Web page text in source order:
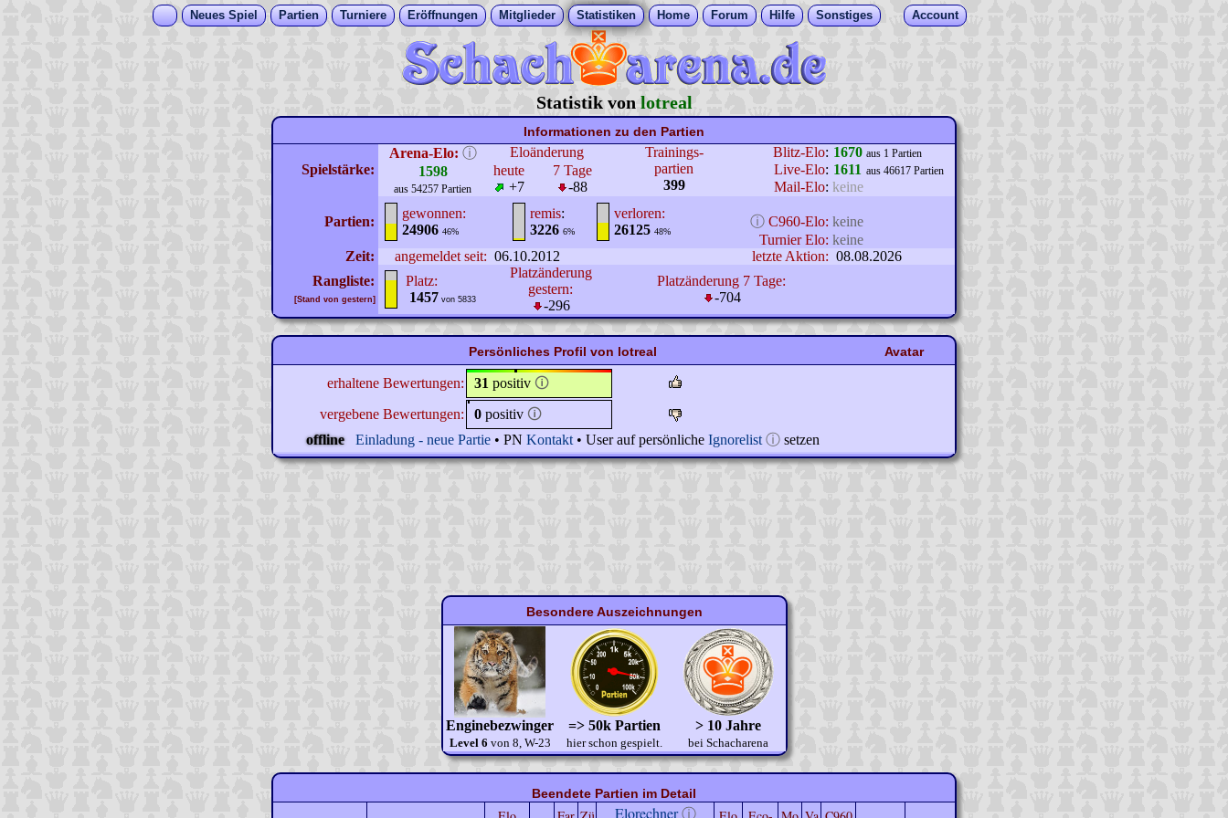
Neues Spiel Partien Turniere Eröffnungen Mitglieder Statistiken Home Forum Hilfe Sonstiges Account
Statistik von lotreal
Informationen zu den Partien
Spielstärke:
Arena-Elo: ⓘ
1598
aus 54257 Partien
Eloänderung
Trainings-
partien
399
Blitz-Elo: 1670 aus 1 Partien
heute
+7
7 Tage
-88
Live-Elo: 1611 aus 46617 Partien
Mail-Elo: keine
Partien:
gewonnen:
24906 46%
remis:
3226 6%
verloren:
26125 48%
ⓘ C960-Elo: keine
Turnier Elo: keine
Zeit:
angemeldet seit: 06.10.2012 letzte Aktion: 08.08.2026
Rangliste:
[Stand von gestern]
Platz:
1457 von 5833
Platzänderung
gestern:
-296
Platzänderung 7 Tage:
-704
Persönliches Profil von lotreal Avatar
erhaltene Bewertungen: 31 positiv 🛈
vergebene Bewertungen:
0 positiv 🛈
offline
Einladung - neue Partie • PN Kontakt • User auf persönliche Ignorelist ⓘ setzen
Besondere Auszeichnungen
Enginebezwinger
Level 6 von 8, W-23
=> 50k Partien
hier schon gespielt.
> 10 Jahre
bei Schacharena
Beendete Partien im Detail
Elorechner ⓘ